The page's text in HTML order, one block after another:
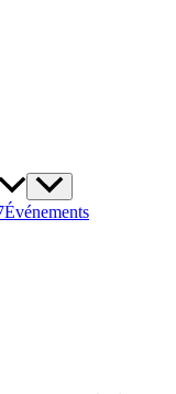
Événements